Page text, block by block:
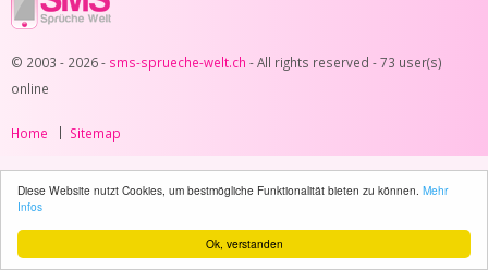
Ok, verstanden
Diese Website nutzt Cookies, um bestmögliche Funktionalität bieten zu können. Mehr
Infos
© 2003 - 2026 - sms-sprueche-welt.ch - All rights reserved -73 user(s)
online
Home Sitemap